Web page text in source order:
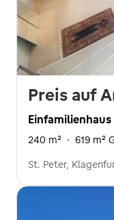
Preis auf
240 m² · 619 m²
St. Peter,